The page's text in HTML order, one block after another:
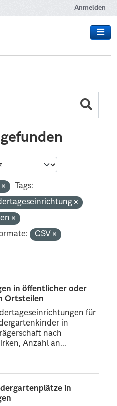
Anmelden
Tags:
CSV
in öffentlicher oder
Ortsteilen
für
in
nach
Anzahl an...
in